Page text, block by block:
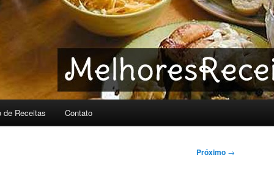
de Receitas Contato
Próximo →